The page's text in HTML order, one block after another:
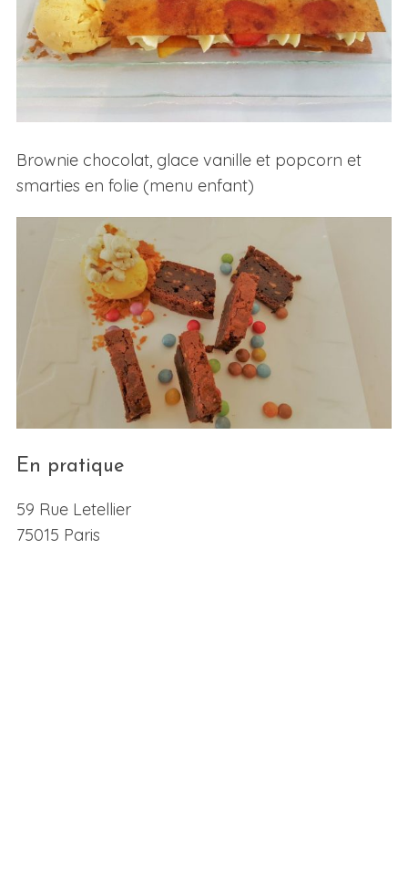
Brownie chocolat, glace vanille et popcorn et
smarties en folie (menu enfant)
En pratique
59 Rue Letellier
75015 Paris